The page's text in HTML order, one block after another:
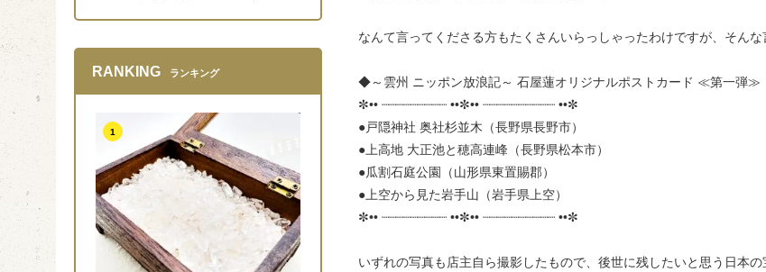
なんて言ってくださる方もたくさんいらっしゃったわけですが、そん
◆～雲州 ニッポン放浪記～ 石屋蓮オリジナルポストカード ≪第一弾≫
✼•• ┈┈┈┈┈┈┈┈┈ ••✼•• ┈┈┈┈┈┈┈┈┈┈ ••✼
●戸隠神社 奥社杉並木（長野県長野市）
●上高地 大正池と穂高連峰（長野県松本市）
●瓜割石庭公園（山形県東置賜郡）
●上空から見た岩手山（岩手県上空）
✼•• ┈┈┈┈┈┈┈┈┈ ••✼•• ┈┈┈┈┈┈┈┈┈┈ ••✼
いずれの写真も店主自ら撮影したもので、後世に残したいと思う日本の
RANKING ランキング
1